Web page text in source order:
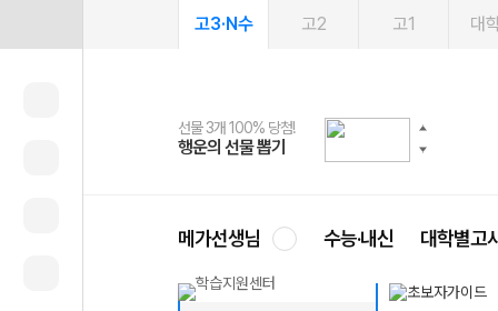
고3·N수 고2 고1 대
선물 3개 100% 당첨!
행운의 선물 뽑기
선물 100% 증정!
메가스터디 X 올리브
여름방학 스터디 캐시백
메가런 썸머스쿨
2027 러셀 단과
강사 공개선발
스마트러닝앱
설문 EVENT
메가패스
3일 무료 체험권
메가패스 수강생 무료혜택!
메가클럽 멤버십
사회공헌 캠페인
희망이룸 메가나눔
메가선생님 수능·내신 대학별고